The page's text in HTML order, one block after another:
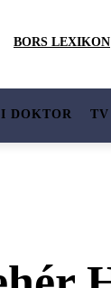
BORS LEXIKON
DOKTOR TV